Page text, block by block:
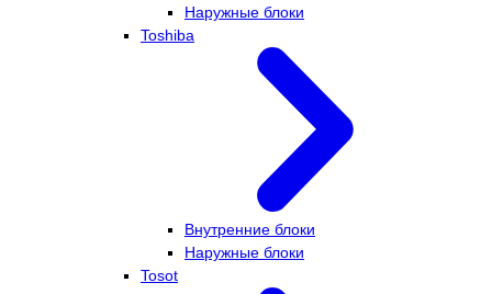
Наружные блоки
Toshiba
Внутренние блоки
Наружные блоки
Tosot